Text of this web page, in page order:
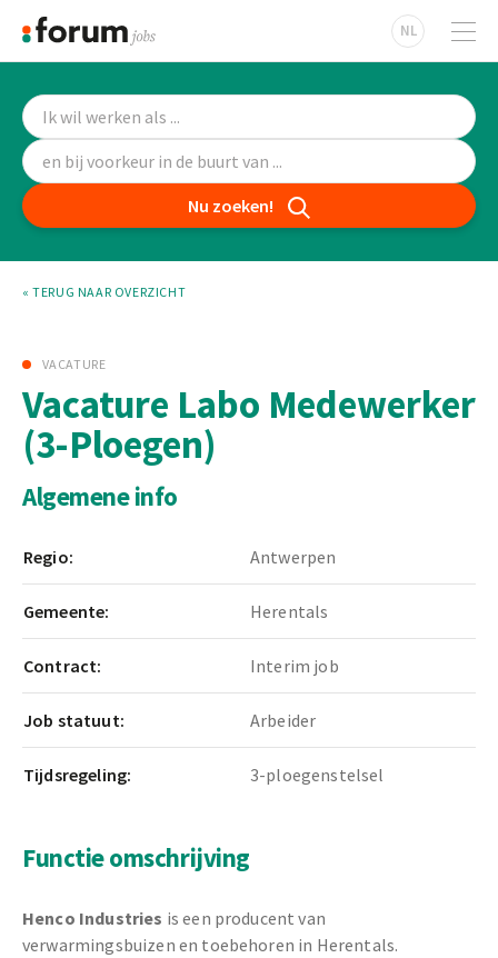
NL
Nu zoeken!
« TERUG NAAR OVERZICHT
VACATURE
Vacature Labo Medewerker
(3-Ploegen)
Algemene info
Regio: Antwerpen
Gemeente: Herentals
Contract: Interim job
Job statuut: Arbeider
Tijdsregeling: 3-ploegenstelsel
Functie omschrijving
Henco Industries is een producent van
verwarmingsbuizen en toebehoren in Herentals.